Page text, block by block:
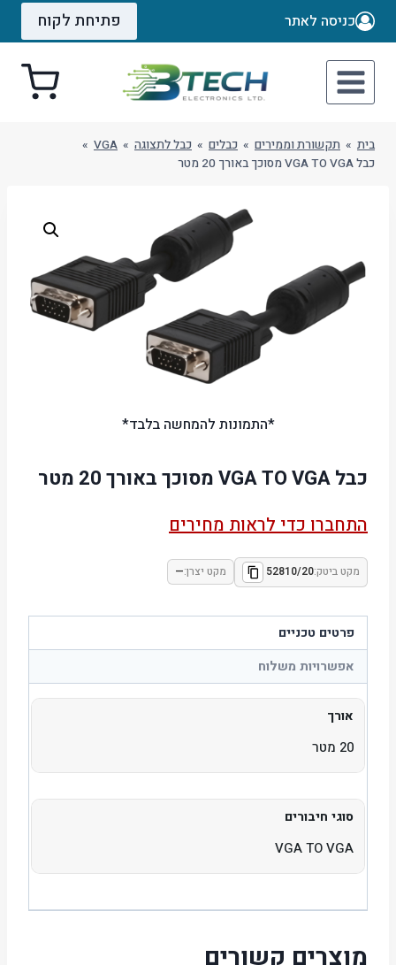
Skip
כניסה לאתר פתיחת לקוח
בית » תקשורת וממירים » כבלים » כבל לתצוגה »
VGA
»
כבל VGA TO VGA מסוכך באורך 20 מטר
*התמונות להמחשה בלבד*
כבל VGA TO VGA מסוכך באורך 20 מטר
התחברו כדי לראות מחירים
מקט ביטק:52810/20 מקט יצרן:—
פרטים טכניים
אפשרויות משלוח
אורך
20 מטר
סוגי חיבורים
VGA TO VGA
מוצרים קשורים